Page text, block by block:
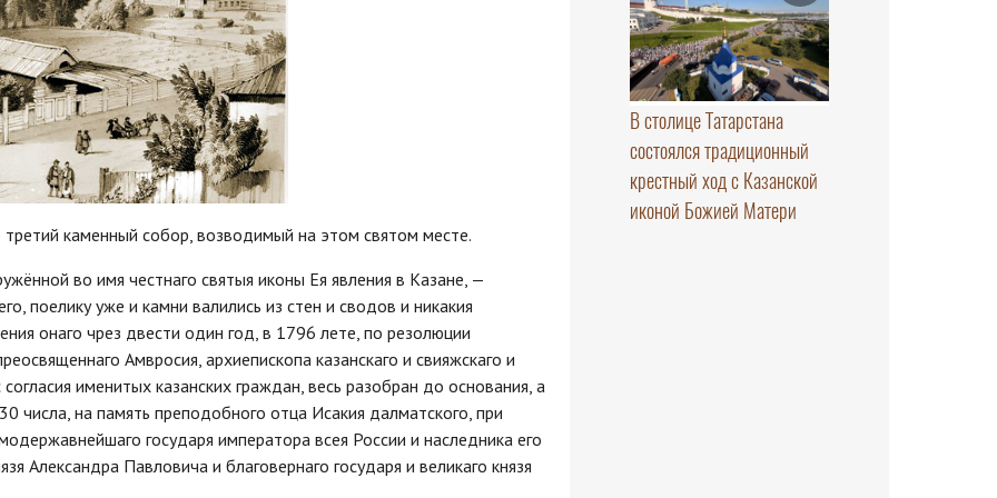
каменный собор, возводимый на этом святом месте.
во имя честнаго святыя иконы Ея явления в Казане, —
поелику уже и камни валились из стен и сводов и никакия
онаго чрез двести один год, в 1796 лете, по резолюции
Амвросия, архиепископа казанскаго и свияжскаго и
именитых казанских граждан, весь разобран до основания, а
числа, на память преподобного отца Исакия далматского, при
государя императора всея России и наследника его
Александра Павловича и благовернаго государя и великаго князя
В столице Татарстана
состоялся традиционный
крестный ход с Казанской
иконой Божией Матери